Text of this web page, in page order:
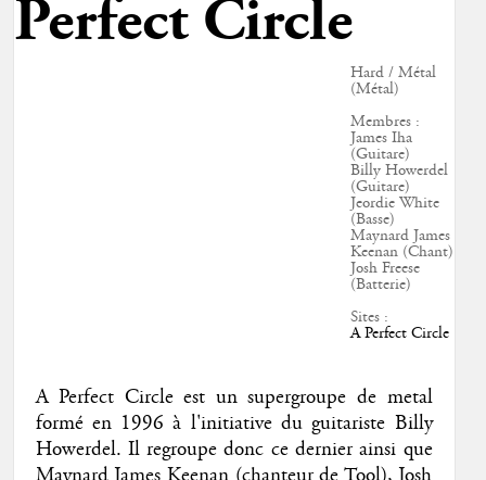
Perfect Circle
Hard / Métal
(Métal)
Membres :
James Iha
(Guitare)
Billy Howerdel
(Guitare)
Jeordie White
(Basse)
Maynard James
Keenan (Chant)
Josh Freese
(Batterie)
Sites :
A Perfect Circle
A Perfect Circle est un supergroupe de metal
formé en 1996 à l'initiative du guitariste Billy
Howerdel. Il regroupe donc ce dernier ainsi que